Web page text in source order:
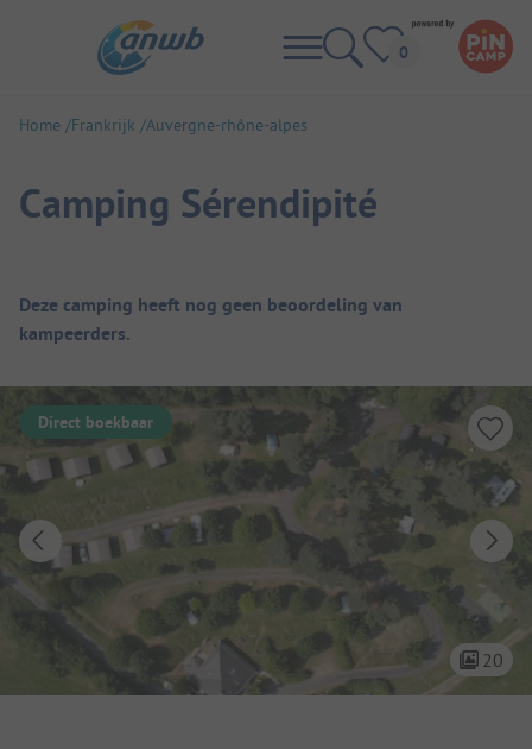
Home Frankrijk Auvergne-rhône-alpes
Camping Sérendipité
Camping overzicht
Deze camping heeft nog geen beoordeling van
kampeerders.
Direct boekbaar
20